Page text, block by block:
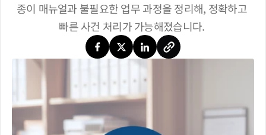
종이 매뉴얼과 불필요한 업무 과정을 정리해, 정확하고
빠른 사건 처리가 가능해졌습니다.